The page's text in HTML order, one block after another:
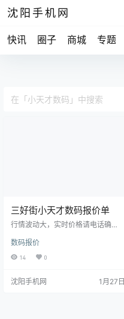
沈阳手机网
快讯 圈子 商城 专题
三好街小天才数码报价单
行情波动大，实时价格请电话确
新业务，修手机！ 15524468880微
信同步，15674294444微信同步 沈
站更新！ www.024hh.com 微信公
数码报价
14 0
沈阳手机网 1月27日